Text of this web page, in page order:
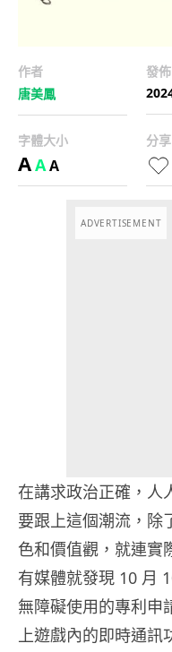
作者
唐美鳳
發
字體大小
AAA
分享
ADVERTISEMENT
在講求政治正確，人
要跟上這個潮流，除
色和價值觀，就連實
有媒體就發現 10 月
無障礙使用的專利申
上遊戲內的即時通訊